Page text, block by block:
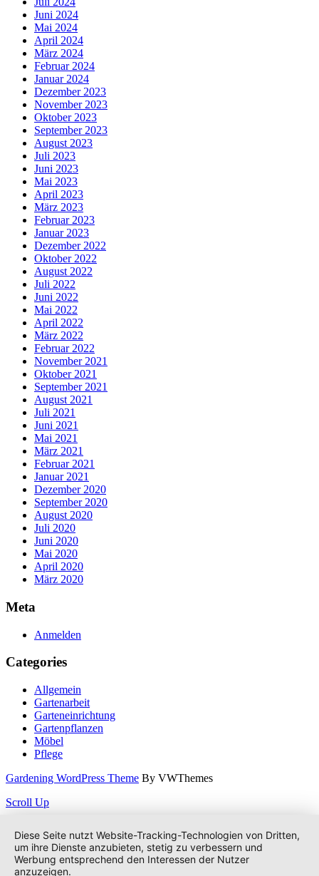
Juni 2024
Mai 2024
April 2024
März 2024
Februar 2024
Januar 2024
Dezember 2023
November 2023
Oktober 2023
September 2023
August 2023
Juli 2023
Juni 2023
Mai 2023
April 2023
März 2023
Februar 2023
Januar 2023
Dezember 2022
Oktober 2022
August 2022
Juli 2022
Juni 2022
Mai 2022
April 2022
März 2022
Februar 2022
November 2021
Oktober 2021
September 2021
August 2021
Juli 2021
Juni 2021
Mai 2021
März 2021
Februar 2021
Januar 2021
Dezember 2020
September 2020
August 2020
Juli 2020
Juni 2020
Mai 2020
April 2020
März 2020
Meta
Anmelden
Categories
Allgemein
Gartenarbeit
Garteneinrichtung
Gartenpflanzen
Möbel
Pflege
Gardening WordPress Theme By VWThemes
Scroll Up
Diese Seite nutzt Website-Tracking-Technologien von Dritten,
um ihre Dienste anzubieten, stetig zu verbessern und
Werbung entsprechend den Interessen der Nutzer
anzuzeigen.